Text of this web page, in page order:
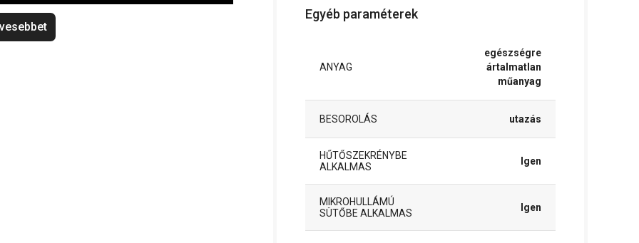
Egyéb paraméterek
ANYAG
egészségre
ártalmatlan
műanyag
BESOROLÁS utazás
HŰTŐSZEKRÉNYBE
ALKALMAS
Igen
MIKROHULLÁMÚ
SÜTŐBE ALKALMAS
Igen